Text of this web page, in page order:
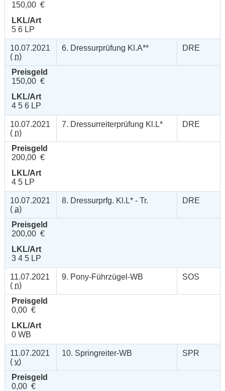
150,00 €
LKL/Art
5 6 LP
10.07.2021
( n)
6. Dressurprüfung Kl.A** DRE
Preisgeld
150,00 €
LKL/Art
4 5 6 LP
10.07.2021
( n)
7. Dressurreiterprüfung Kl.L* DRE
Preisgeld
200,00 €
LKL/Art
4 5 LP
10.07.2021
( a)
8. Dressurprfg. Kl.L* - Tr. DRE
Preisgeld
200,00 €
LKL/Art
3 4 5 LP
11.07.2021
( n)
9. Pony-Führzügel-WB SOS
Preisgeld
0,00 €
LKL/Art
0 WB
11.07.2021
( v)
10. Springreiter-WB SPR
Preisgeld
0,00 €